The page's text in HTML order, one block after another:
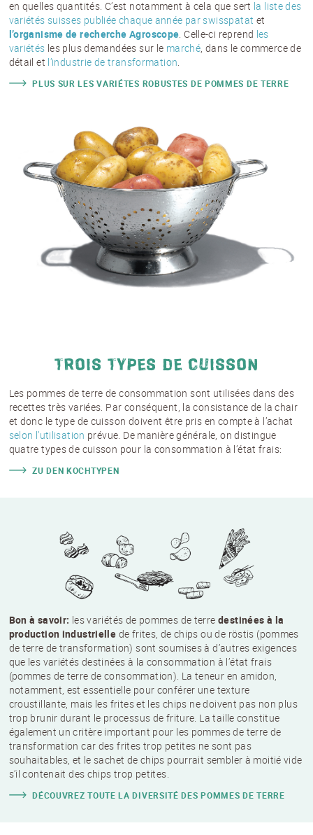
en quelles quantités. C’est notamment à cela que sert la liste des
variétés suisses publiée chaque année par swisspatat et
l’organisme de recherche Agroscope. Celle-ci reprend les
variétés les plus demandées sur le marché, dans le commerce de
détail et l’industrie de transformation.
PLUS SUR LES VARIÉTES ROBUSTES DE POMMES DE TERRE
TROIS TYPES DE CUISSON
Les pommes de terre de consommation sont utilisées dans des
recettes très variées. Par conséquent, la consistance de la chair
et donc le type de cuisson doivent être pris en compte à l’achat
selon l’utilisation prévue. De manière générale, on distingue
quatre types de cuisson pour la consommation à l’état frais:
ZU DEN KOCHTYPEN
Bon à savoir: les variétés de pommes de terre destinées à la
production industrielle de frites, de chips ou de röstis (pommes
de terre de transformation) sontsoumises à d’autres exigences
que les variétés destinées à la consommation à l’état frais
(pommes de terre de consommation). La teneur en amidon,
notamment, est essentielle pour conférer une texture
croustillante, mais les frites et les chips ne doivent pas non plus
trop brunir durant le processus de friture. La taille constitue
également un critère important pour les pommes de terre de
transformation car des frites trop petites ne sont pas
souhaitables, et le sachet de chips pourrait sembler à moitié vide
s’il contenait des chips trop petites.
DÉCOUVREZ TOUTE LA DIVERSITÉ DES POMMES DE TERRE